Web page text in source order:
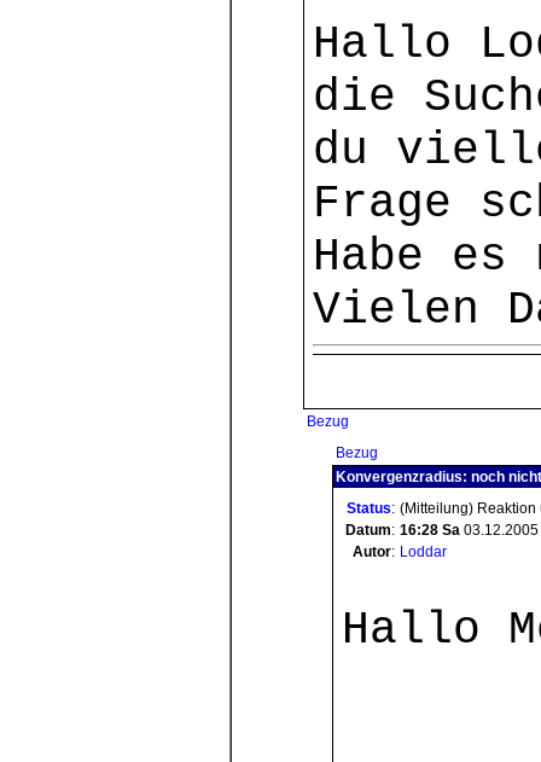
Hallo
die
du
Frage
Habe
Vielen
Bezug
Bezug
Konvergenzradius: noch
Status: (Mitteilung)
Datum: 16:28 Sa 03.12.2005
Autor: Loddar
Hallo